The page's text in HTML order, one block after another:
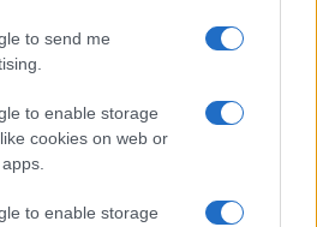
to send me
to enable storage
cookies on web or
to enable storage